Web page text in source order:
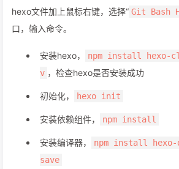
hexo文件加上鼠标右键，选择“ Git Bash
口，输入命令。
安装hexo， npm install hexo-
v ，检查hexo是否安装成功
初始化， hexo init
安装依赖组件， npm install
安装编译器，
npm install
save